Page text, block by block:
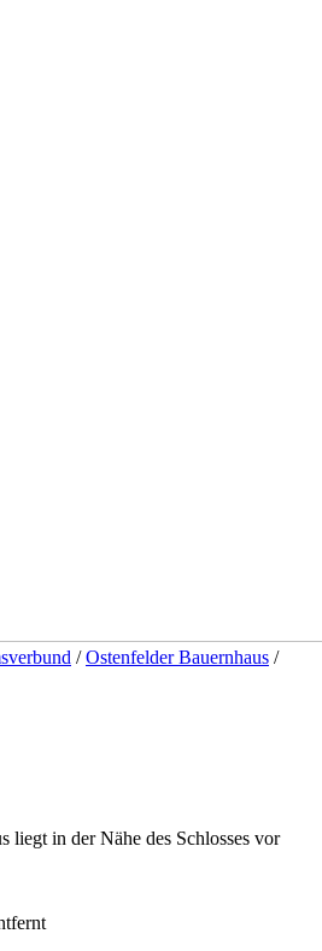
/Ostenfelder Bauernhaus /
liegt in der Nähe des Schlosses vor